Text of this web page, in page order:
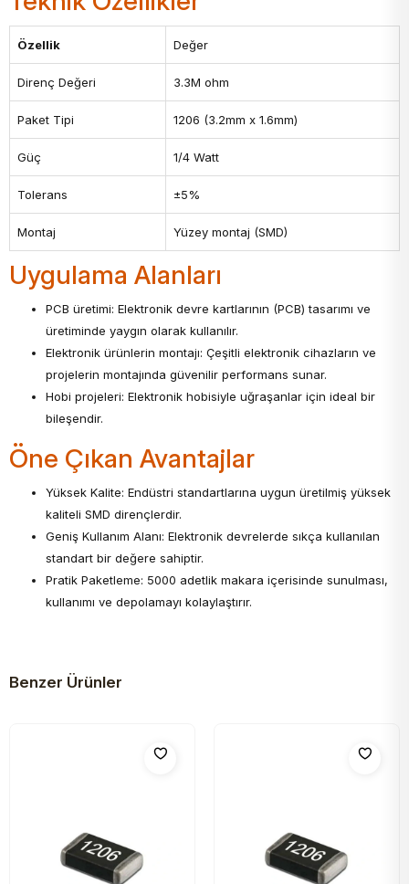
Özellik Değer
Direnç Değeri 3.3M ohm
Paket Tipi 1206 (3.2mm x 1.6mm)
Güç 1/4 Watt
Tolerans ±5%
Montaj Yüzey montaj (SMD)
Uygulama Alanları
PCB üretimi: Elektronik devre kartlarının (PCB) tasarımı ve
üretiminde yaygın olarak kullanılır.
Elektronik ürünlerin montajı: Çeşitli elektronik cihazların ve
projelerin montajında güvenilir performans sunar.
Hobi projeleri: Elektronik hobisiyle uğraşanlar için ideal bir
bileşendir.
Öne Çıkan Avantajlar
Yüksek Kalite: Endüstri standartlarına uygun üretilmiş yüksek
kaliteli SMD dirençlerdir.
Geniş Kullanım Alanı: Elektronik devrelerde sıkça kullanılan
standart bir değere sahiptir.
Pratik Paketleme: 5000 adetlik makara içerisinde sunulması,
kullanımı ve depolamayı kolaylaştırır.
Benzer Ürünler